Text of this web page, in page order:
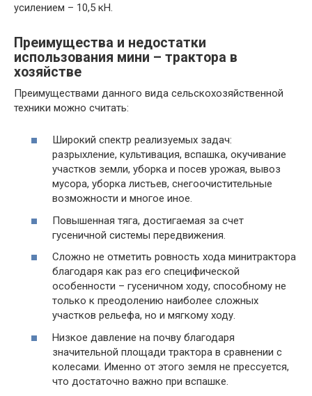
усилением – 10,5 кН.
Преимущества и недостатки
использования мини – трактора в
хозяйстве
Преимуществами данного вида сельскохозяйственной
техники можно считать:
Широкий спектр реализуемых задач:
разрыхление, культивация, вспашка, окучивание
участков земли, уборка и посев урожая, вывоз
мусора, уборка листьев, снегоочистительные
возможности и многое иное.
Повышенная тяга, достигаемая за счет
гусеничной системы передвижения.
Сложно не отметить ровность хода минитрактора
благодаря как раз его специфической
особенности – гусеничном ходу, способному не
только к преодолению наиболее сложных
участков рельефа, но и мягкому ходу.
Низкое давление на почву благодаря
значительной площади трактора в сравнении с
колесами. Именно от этого земля не прессуется,
что достаточно важно при вспашке.